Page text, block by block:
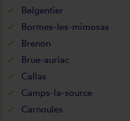
Belgentier
Bormes-les-mimosas
Brenon
Brue-auriac
Callas
Camps-la-source
Carnoules